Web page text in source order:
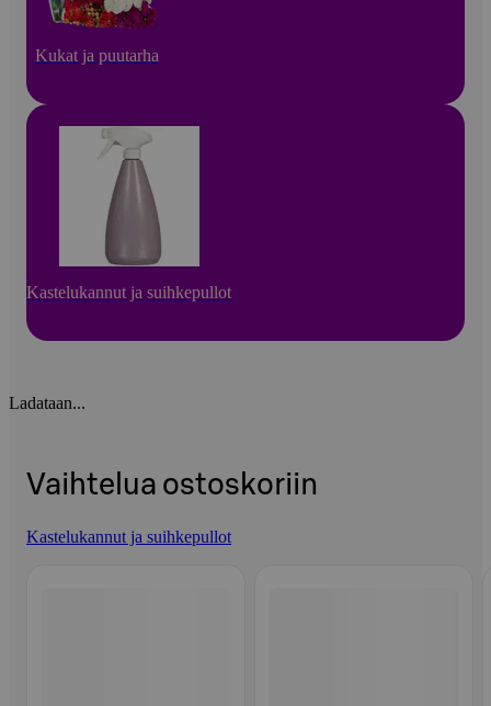
Kukat ja puutarha
Kastelukannut ja suihkepullot
Ladataan...
Vaihtelua ostoskoriin
Kastelukannut ja suihkepullot